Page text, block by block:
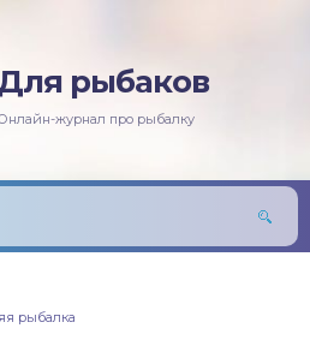
рыбаков
журнал про рыбалку
рыбалка